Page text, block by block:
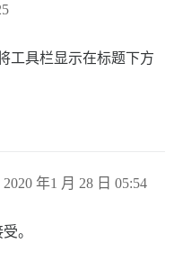
工具栏显示在标题下方
2020 年1 月 28 日 05:54
。